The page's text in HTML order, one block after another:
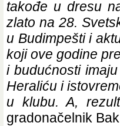
takođe u dresu
zlato na 28.
u Budimpešti i
koji ove godine
i budućnosti
Heraliću i
u klubu. A,
gradonačelnik